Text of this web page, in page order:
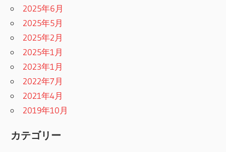
2025年6月
2025年5月
2025年2月
2025年1月
2023年1月
2022年7月
2021年4月
2019年10月
カテゴリー